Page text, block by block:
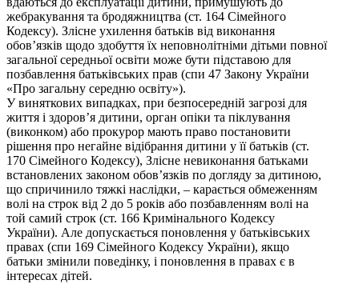
жебракування та бродяжництва (ст. 164 Сімейного
Кодексу). Злісне ухилення батьків від виконання
обов’язків щодо здобуття їх неповнолітніми дітьми повної
загальної середньої освіти може бути підставою для
позбавлення батьківських прав (спи 47 Закону України
«Про загальну середню освіту»).
У виняткових випадках, при безпосередній загрозі для
життя і здоров’я дитини, орган опіки та піклування
(виконком) або прокурор мають право постановити
рішення про негайне відібрання дитини у її батьків (ст.
170 Сімейного Кодексу), Злісне невиконання батьками
встановлених законом обов’язків по догляду за дитиною,
що спричинило тяжкі наслідки, – карається обмеженням
волі на строк від 2 до 5 років або позбавленням волі на
той самий строк (ст. 166 Кримінального Кодексу
України). Але допускається поновлення у батьківських
правах (спи 169 Сімейного Кодексу України), якщо
батьки змінили поведінку, і поновлення в правах є в
інтересах дітей.